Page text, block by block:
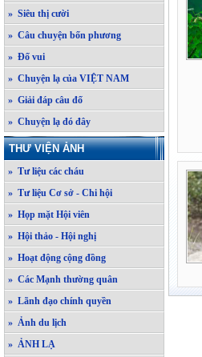
» Siêu thị cười
» Câu chuyện bốn phương
» Đố vui
» Chuyện lạ của VIỆT NAM
» Giải đáp câu đố
» Chuyện lạ đó đây
THƯ VIỆN ẢNH
» Tư liệu các cháu
» Tư liệu Cơ sở - Chi hội
» Họp mặt Hội viên
» Hội thảo - Hội nghị
» Hoạt động cộng đồng
» Các Mạnh thường quân
» Lãnh đạo chính quyền
» Ảnh du lịch
» ẢNH LẠ